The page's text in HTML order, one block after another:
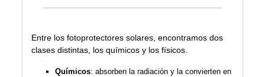
Entre los fotoprotectores solares, encontramos dos
clases distintas, los químicos y los físicos.
Químicos: absorben la radiación y la convierten en